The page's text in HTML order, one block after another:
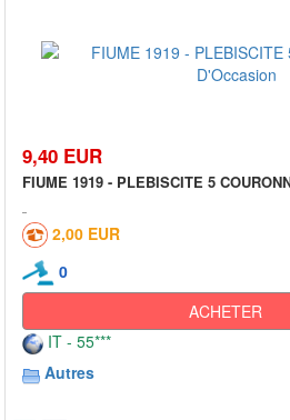
9,40 EUR
FIUME 1919 - PLEBISCITE 5
2,00 EUR
0
ACHETER
IT - 55***
Autres